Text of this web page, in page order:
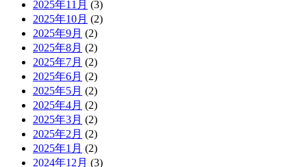
2025年11月 (3)
2025年10月 (2)
2025年9月 (2)
2025年8月 (2)
2025年7月 (2)
2025年6月 (2)
2025年5月 (2)
2025年4月 (2)
2025年3月 (2)
2025年2月 (2)
2025年1月 (2)
2024年12月 (3)